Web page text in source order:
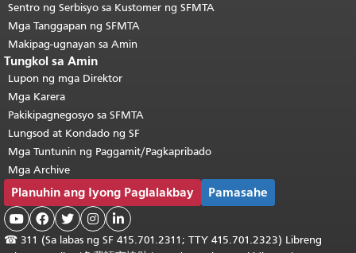
Sentro ng Serbisyo sa Kustomer ng SFMTA
Mga Tanggapan ng SFMTA
Makipag-ugnayan sa Amin
Tungkol sa Amin
Lupon ng mga Direktor
Mga Karera
Pakikipagnegosyo sa SFMTA
Lungsod at Kondado ng SF
Mga Tuntunin ng Paggamit/Pagkapribado
Mga Archive
Planuhin ang Iyong Paglalakbay Pamasahe
    
☎ 311 (Sa labas ng SF 415.701.2311; TTY 415.701.2323) Libreng